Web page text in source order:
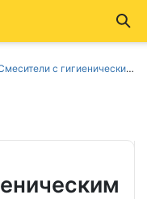
с гигиеническим душем